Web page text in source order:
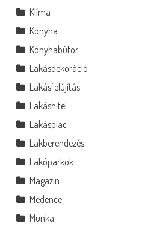
Klíma
Konyha
Konyhabútor
Lakásdekoráció
Lakásfelújítás
Lakáshitel
Lakáspiac
Lakberendezés
Lakóparkok
Magazin
Medence
Munka